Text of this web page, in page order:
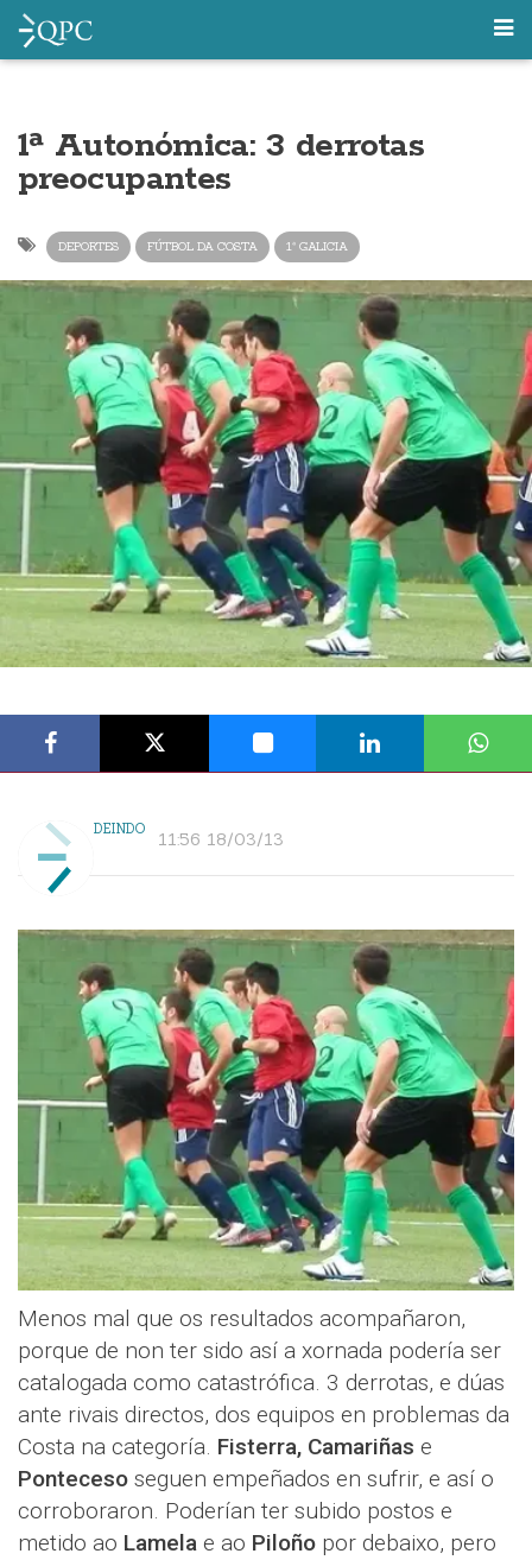
1ª Autonómica: 3 derrotas
preocupantes
DEPORTES FÚTBOL DA COSTA 1ª GALICIA
DEINDO 11:56 18/03/13
Menos mal que os resultados acompañaron,
porque de non ter sido así a xornada podería ser
catalogada como catastrófica. 3 derrotas, e dúas
ante rivais directos, dos equipos en problemas da
Costa na categoría. Fisterra, Camariñas e
Ponteceso seguen empeñados en sufrir, e así o
corroboraron. Poderían ter subido postos e
metido ao Lamela e ao Piloño por debaixo, pero